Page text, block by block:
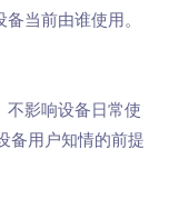
当前由谁使用。
不影响设备日常使
备用户知情的前提